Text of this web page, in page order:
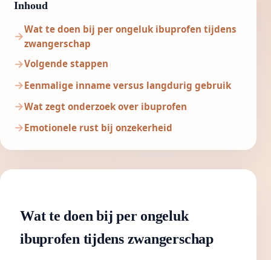
Inhoud
Wat te doen bij per ongeluk ibuprofen tijdens
zwangerschap
Volgende stappen
Eenmalige inname versus langdurig gebruik
Wat zegt onderzoek over ibuprofen
Emotionele rust bij onzekerheid
Wat te doen bij per ongeluk
ibuprofen tijdens zwangerschap